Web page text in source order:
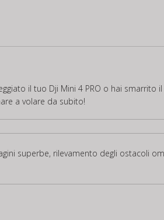
il tuo Dji Mini 4 PRO o hai smarrito
a volare da subito!
superbe, rilevamento degli ostacoli